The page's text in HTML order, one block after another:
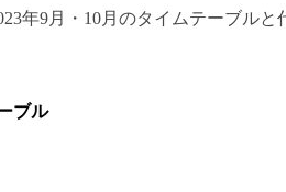
年9月・10月のタイムテーブル
ブル